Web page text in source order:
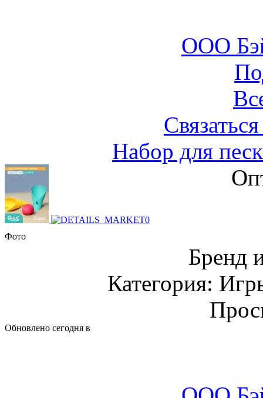
ООО
Набор для
Фото
Бренд
Категория:
Обновлено сегодня в